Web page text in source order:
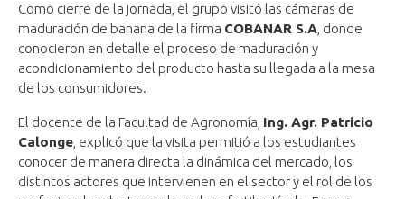
Como cierre de la jornada, el grupo visitó las cámaras de
maduración de banana de la firma COBANAR S.A , donde
conocieron en detalle el proceso de maduración y
acondicionamiento del producto hasta su llegada a la mesa
de los consumidores.
El docente de la Facultad de Agronomía, Ing. Agr. Patricio
Calonge , explicó que la visita permitió a los estudiantes
conocer de manera directa la dinámica del mercado, los
distintos actores que intervienen en el sector y el rol de los